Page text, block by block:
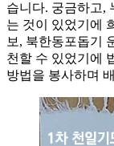
습니다. 궁금하고,
는 것이 있었기에
보, 북한동포돕기
천할 수 있었기에
방법을 봉사하며